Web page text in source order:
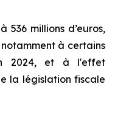
536 millions d’euros,
à certains
2024, et à l'effet
la législation fiscale